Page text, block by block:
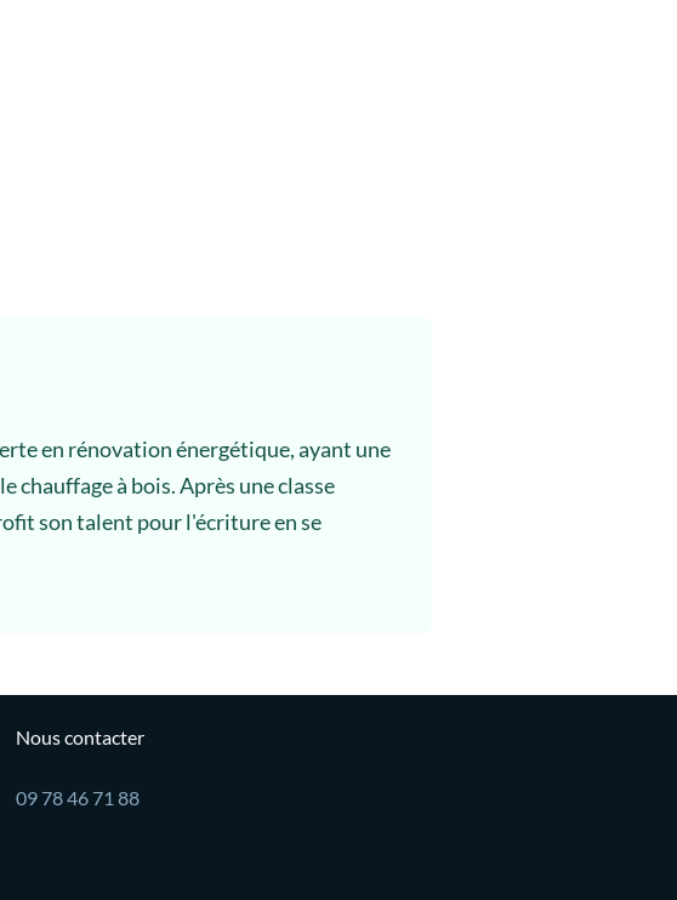
en rénovation énergétique, ayant une
chauffage à bois. Après une classe
son talent pour l'écriture en se
Nous contacter
09 78 46 71 88